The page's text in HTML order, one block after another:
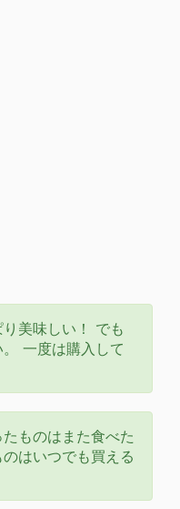
美味しい！ でも
一度は購入して
ものはまた食べた
はいつでも買える